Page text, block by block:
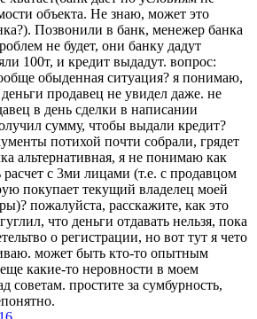
объекта. Не знаю, может это
Позвонили в банк, менежер банка
не будет, они банку дадут
100т, и кредит выдадут. вопрос:
обыденная ситуация? я понимаю,
продавец не увидел даже. не
в день сделки в написании
сумму, чтобы выдали кредит?
потихой почти собрали, грядет
альтернативная, я не понимаю как
расчет с 3ми лицами (т.е. с продавцом
покупает текущий владелец моей
пожалуйста, расскажите, как это
что деньги отдавать нельзя, пока
о регистрации, но вот тут я чето
может быть кто-то опытным
какие-то неровности в моем
советам. простите за сумбурность,